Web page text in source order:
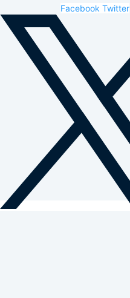
Facebook Twitter